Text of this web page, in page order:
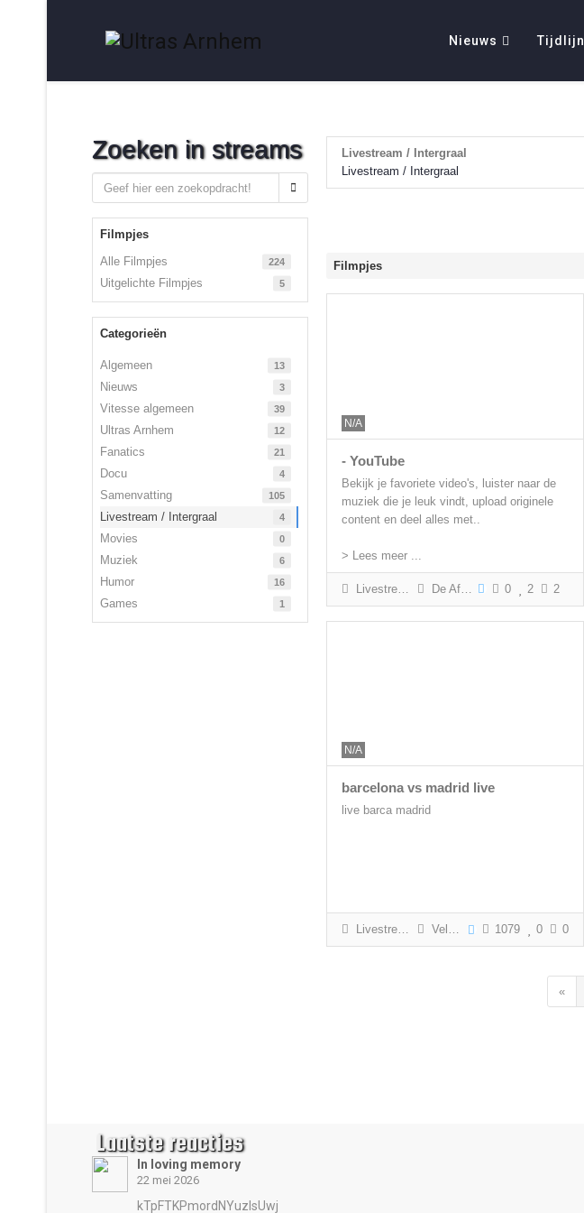
Nieuws Tijdlijn
Zoeken in streams
Filmpjes
Alle Filmpjes
224
Uitgelichte Filmpjes 5
Categorieën
Algemeen 13
Nieuws 3
Vitesse algemeen 39
Ultras Arnhem 12
Fanatics 21
Docu 4
Samenvatting 105
Livestream / Intergraal 4
Movies 0
Muziek 6
Humor 16
Games 1
Livestream / Intergraal
Livestream / Intergraal
Filmpjes
N/A
- YouTube
Bekijk je favoriete video's, luister naar de
muziek die je leuk vindt, upload originele
content en deel alles met..
> Lees meer ...
Livestream / Intergraal De Aftrap 0 2 2
N/A
barcelona vs madrid live
live barca madrid
Livestream / Intergraal Velp Zuid 1079 0 0
«
Laatste reacties
In loving memory
22 mei 2026
kTpFTKPmordNYuzIsUwj